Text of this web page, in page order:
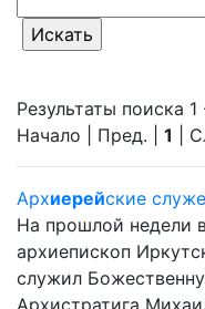
Результаты поиска 1
Начало | Пред. | 1 |
Архиерейские
На прошлой недели
архиепископ
служил
Архистратига